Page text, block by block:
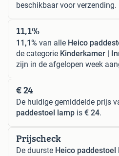
beschikbaar voor verzending.
11,1%
11,1% van alle Heico
de categorie Kinderkamer |
zijn in de afgelopen week
€ 24
De huidige gemiddelde prijs
paddestoel lamp is € 24.
Prijscheck
De duurste Heico paddestoel